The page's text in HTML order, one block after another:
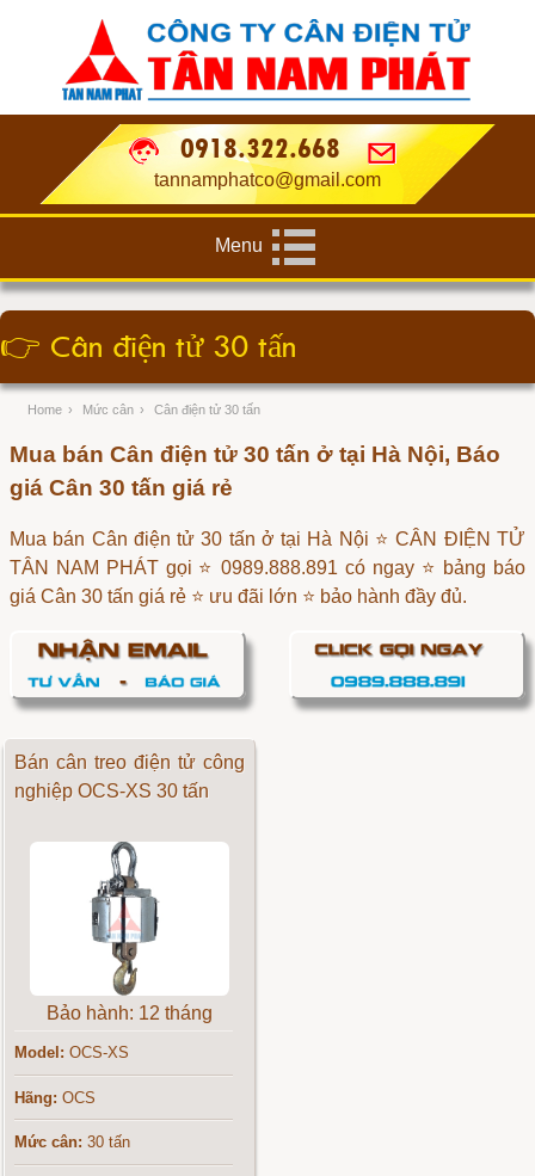
0918.322.668
tannamphatco@gmail.com
Menu
👉 Cân điện tử 30 tấn
Home › Mức cân › Cân điện tử 30 tấn
Mua bán Cân điện tử 30 tấn ở tại Hà Nội, Báo
giá Cân 30 tấn giá rẻ
Mua bán Cân điện tử 30 tấn ở tại Hà Nội ⭐ CÂN ĐIỆN TỬ
TÂN NAM PHÁT gọi ⭐ 0989.888.891 có ngay ⭐ bảng báo
giá Cân 30 tấn giá rẻ ⭐ ưu đãi lớn ⭐ bảo hành đầy đủ.
Bán cân treo điện tử công
nghiệp OCS-XS 30 tấn
Bảo hành: 12 tháng
Model: OCS-XS
Hãng: OCS
Mức cân: 30 tấn